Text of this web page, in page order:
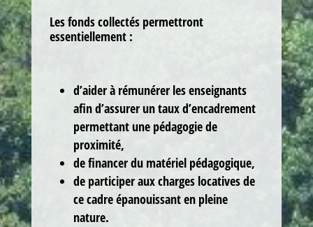
Les fonds collectés permettront
essentiellement :
d’aider à rémunérer les enseignants
afin d’assurer un taux d’encadrement
permettant une pédagogie de
proximité,
de financer du matériel pédagogique,
de participer aux charges locatives de
ce cadre épanouissant en pleine
nature.